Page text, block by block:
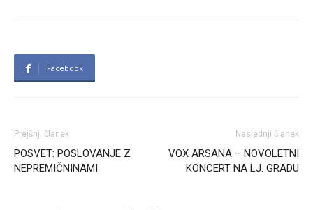
Facebook
Prejšnji članek
POSVET: POSLOVANJE Z
NEPREMIČNINAMI
Naslednji članek
VOX ARSANA – NOVOLETNI
KONCERT NA LJ. GRADU